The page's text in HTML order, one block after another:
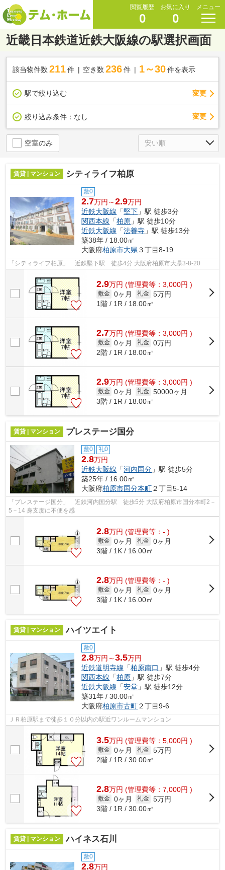
閲覧履歴
0
お気に入り
0
メニュー
近畿日本鉄道近鉄大阪線の駅選択画面
該当物件数 211件 空き数 236 件 1～30 件を表示
駅で絞り込む 変更
絞り込み条件： なし 変更
空室のみ
賃貸 | マンション シティライフ柏原
敷0
2.7万円～2.9万円
近鉄大阪線 「堅下 」駅 徒歩3分
関西本線 「柏原 」駅 徒歩10分
近鉄大阪線 「法善寺 」駅 徒歩13分
築38年 / 18.00㎡
大阪府柏原市大県３丁目8-19
「シティライフ柏原」 近鉄堅下駅 徒歩4分 大阪府柏原市大県3-8-20
2.9万円 (管理費等：3,000円 )
敷金 0ヶ月 礼金 5万円
1階 / 1R / 18.00㎡
2.7万円 (管理費等：3,000円 )
敷金 0ヶ月 礼金 0万円
2階 / 1R / 18.00㎡
2.9万円 (管理費等：3,000円 )
敷金 0ヶ月 礼金 50000ヶ月
3階 / 1R / 18.00㎡
賃貸 | マンション プレステージ国分
敷0 礼0
2.8万円
近鉄大阪線 「河内国分 」駅 徒歩5分
築25年 / 16.00㎡
大阪府柏原市国分本町２丁目5-14
「プレステージ国分」 近鉄河内国分駅 徒歩5分 大阪府柏原市国分本町2－
5－14 身支度に不便を感
2.8万円 (管理費等：- )
敷金 0ヶ月 礼金 0ヶ月
3階 / 1K / 16.00㎡
2.8万円 (管理費等：- )
敷金 0ヶ月 礼金 0ヶ月
3階 / 1K / 16.00㎡
賃貸 | マンション ハイツエイト
敷0
2.8万円～3.5万円
近鉄道明寺線 「柏原南口 」駅 徒歩4分
関西本線 「柏原 」駅 徒歩7分
近鉄大阪線 「安堂 」駅 徒歩12分
築31年 / 30.00㎡
大阪府柏原市古町２丁目9-6
ＪＲ柏原駅まで徒歩１０分以内の駅近ワンルームマンション
3.5万円 (管理費等：5,000円 )
敷金 0ヶ月 礼金 5万円
2階 / 1R / 30.00㎡
2.8万円 (管理費等：7,000円 )
敷金 0ヶ月 礼金 5万円
3階 / 1R / 30.00㎡
賃貸 | マンション ハイネス石川
敷0
2.8万円